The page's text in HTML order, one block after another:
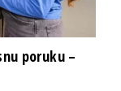
poruku –